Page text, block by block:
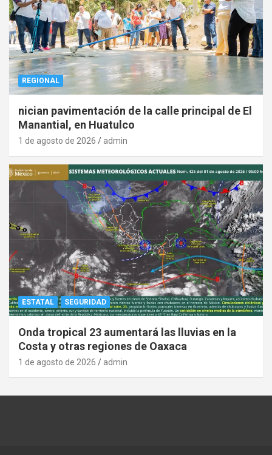
REGIONAL
nician pavimentación de la calle principal de El
Manantial, en Huatulco
1 de agosto de 2026 admin
ESTATAL SEGURIDAD
Onda tropical 23 aumentará las lluvias en la
Costa y otras regiones de Oaxaca
1 de agosto de 2026 admin